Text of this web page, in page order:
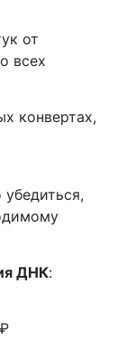
от
всех
конвертах,
ДНК: